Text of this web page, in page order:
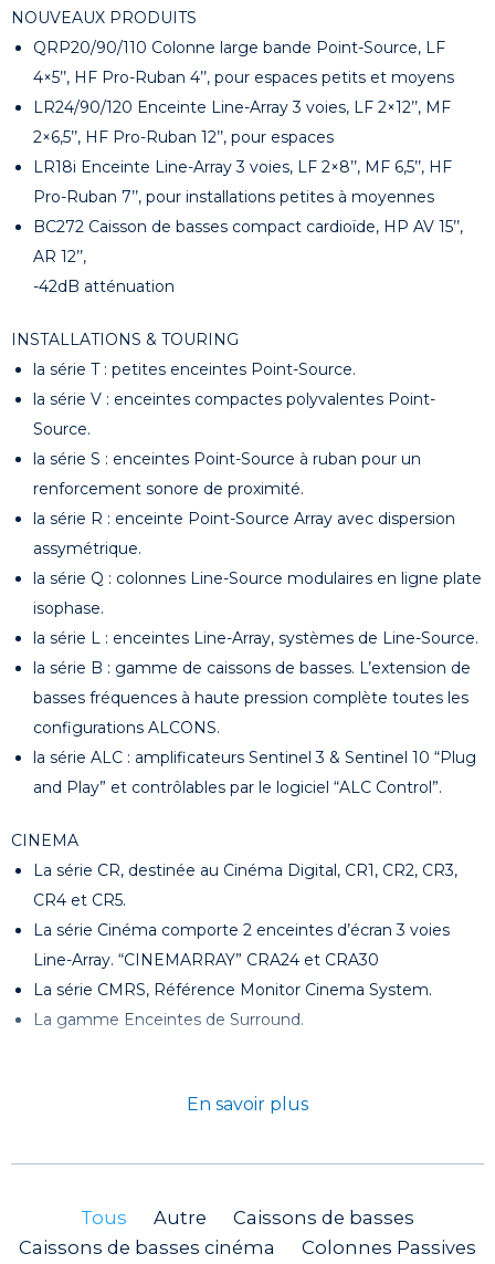
NOUVEAUX PRODUITS
QRP20/90/110 Colonne large bande Point-Source, LF
4×5’’, HF Pro-Ruban 4’’, pour espaces petits et moyens
LR24/90/120 Enceinte Line-Array 3 voies, LF 2×12’’, MF
2×6,5’’, HF Pro-Ruban 12’’, pour espaces
LR18i Enceinte Line-Array 3 voies, LF 2×8’’, MF 6,5’’, HF
Pro-Ruban 7’’, pour installations petites à moyennes
BC272 Caisson de basses compact cardioïde, HP AV 15’’,
AR 12’’,
-42dB atténuation
INSTALLATIONS & TOURING
la série T : petites enceintes Point-Source.
la série V : enceintes compactes polyvalentes Point-
Source.
la série S : enceintes Point-Source à ruban pour un
renforcement sonore de proximité.
la série R : enceinte Point-Source Array avec dispersion
assymétrique.
la série Q : colonnes Line-Source modulaires en ligne plate
isophase.
la série L : enceintes Line-Array, systèmes de Line-Source.
la série B : gamme de caissons de basses. L’extension de
basses fréquences à haute pression complète toutes les
configurations ALCONS.
la série ALC : amplificateurs Sentinel 3 & Sentinel 10 “Plug
and Play” et contrôlables par le logiciel “ALC Control”.
CINEMA
La série CR, destinée au Cinéma Digital, CR1, CR2, CR3,
CR4 et CR5.
La série Cinéma comporte 2 enceintes d’écran 3 voies
Line-Array. “CINEMARRAY” CRA24 et CRA30
La série CMRS, Référence Monitor Cinema System.
La gamme Enceintes de Surround.
En savoir plus
Tous Autre
Caissons de basses
Caissons de basses cinéma
Colonnes Passives